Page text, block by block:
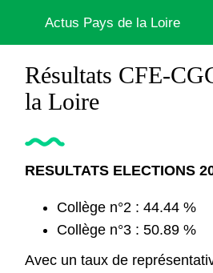
Actus Pays de la Loire
Résultats CFE-
la Loire
RESULTATS ELECTIONS
Collège n°2 : 44.44 %
Collège n°3 : 50.89 %
Avec un taux de